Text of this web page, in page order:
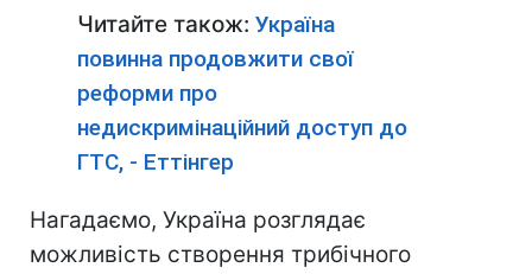
Читайте також: Україна
повинна продовжити свої
реформи про
недискримінаційний доступ до
ГТС, - Еттінгер
Нагадаємо, Україна розглядає
можливість створення трибічного